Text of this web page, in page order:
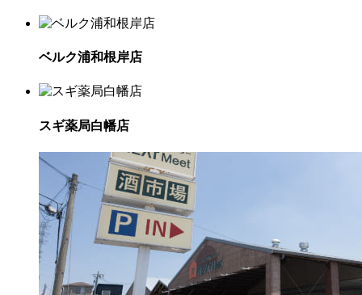
ベルク浦和根岸店
スギ薬局白幡店